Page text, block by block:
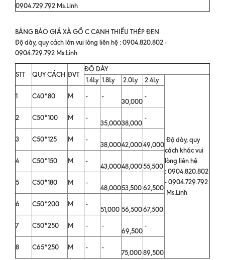
0904.729.792 Ms.Linh
BẢNG BÁO GIÁ XÀ GỒ C CẠNH THIẾU THÉP ĐEN
Độ dày, quy cách lớn vui lòng liên hệ : 0904.820.802 -
0904.729.792 Ms.Linh
STT QUY CÁCH ĐVT
ĐỘ DÀY
1.4Ly 1.8Ly 2.0Ly 2.4Ly
Độ dày, quy
cách khác vui
lòng liên hệ
: 0904.820.802
- 0904.729.792
Ms.Linh
1 C40*80 M - -
30,000
-
2 C50*100 M -
35,00038,000
-
3 C50*125 M -
38,00042,00049,000
4
C50*150 M -
43,00048,00055,500
5
C50*180 M -
48,00053,50062,500
6
C50*200 M -
51,000 56,50067,500
7
C50*250 M - -
69,500
-
8 C65*250 M - -
75,00089,500